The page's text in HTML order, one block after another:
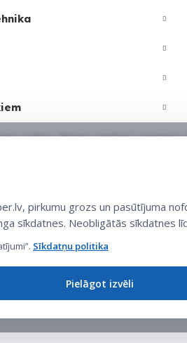
pirkumu grozs un pasūtījuma
sīkdatnes. Neobligātās sīkdatnes
Sīkdatņu politika
Pielāgot izvēli
politika• Sīkdatņu iestatījumi •Privātuma